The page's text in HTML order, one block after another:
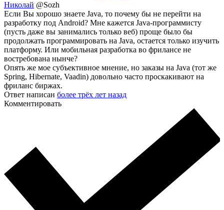
Николай @Sozh
Если Вы хорошо знаете Java, то почему бы не перейти на
разработку под Android? Мне кажется Java-программисту
(пусть даже вы занимались только веб) проще было бы
продолжать программировать на Java, остается только изучить
платформу. Или мобильная разработка во фрилансе не
востребована нынче?
Опять же мое субъективное мнение, но заказы на Java (тот же
Spring, Hibernate, Vaadin) довольно часто проскакивают на
фриланс биржах.
Ответ написан более трёх лет назад
Комментировать